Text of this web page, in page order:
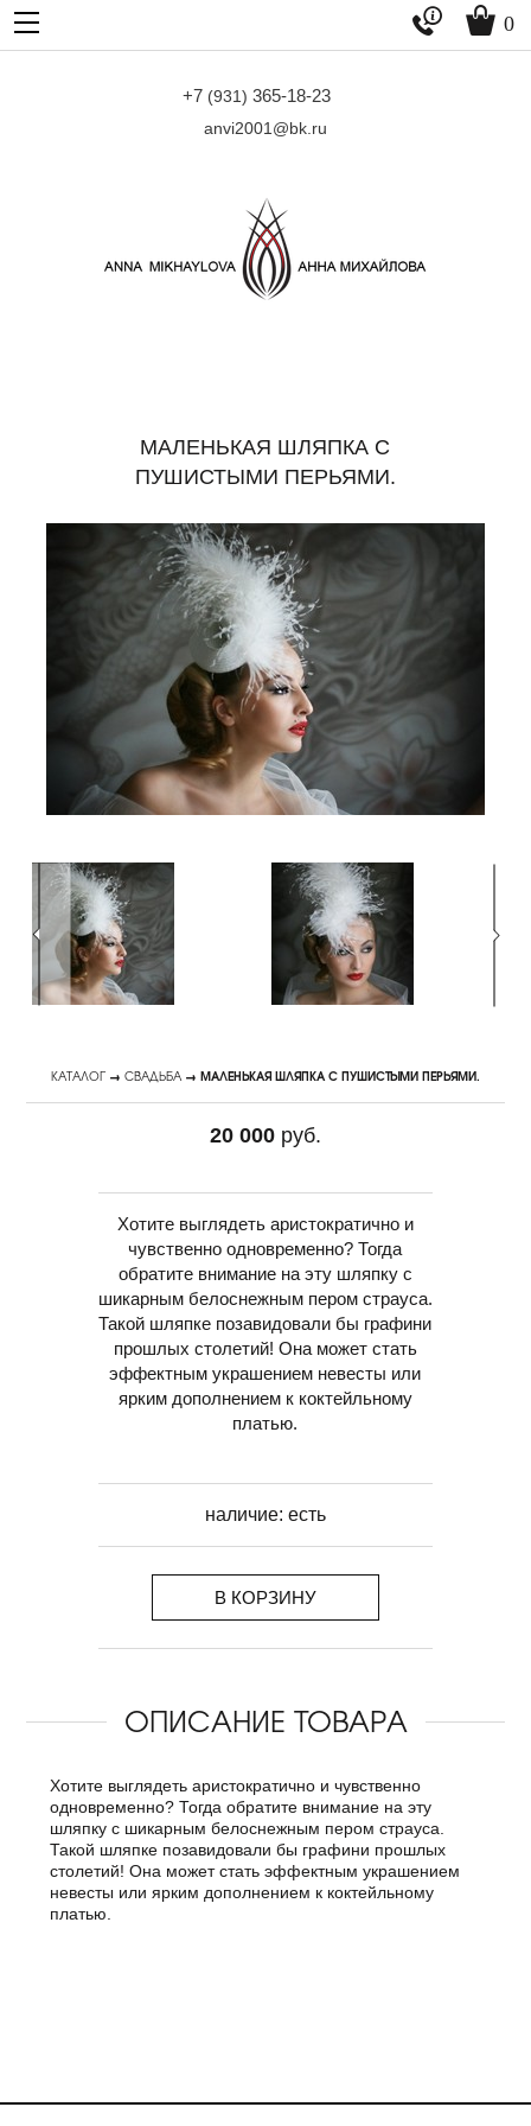
+7 (931) 365-18-23
anvi2001@bk.ru
  0
МАЛЕНЬКАЯ ШЛЯПКА С
ПУШИСТЫМИ ПЕРЬЯМИ.
КАТАЛОГ → СВАДЬБА → МАЛЕНЬКАЯ ШЛЯПКА С ПУШИСТЫМИ ПЕРЬЯМИ.
Хотите выглядеть аристократично и
чувственно одновременно? Тогда
обратите внимание на эту шляпку с
шикарным белоснежным пером страуса.
Такой шляпке позавидовали бы графини
прошлых столетий! Она может стать
эффектным украшением невесты или
ярким дополнением к коктейльному
платью.
наличие: есть
20 000руб.
В КОРЗИНУ
ОПИСАНИЕ ТОВАРА
Хотите выглядеть аристократично и чувственно
одновременно? Тогда обратите внимание на эту
шляпку с шикарным белоснежным пером страуса.
Такой шляпке позавидовали бы графини прошлых
столетий! Она может стать эффектным украшением
невесты или ярким дополнением к коктейльному
платью.